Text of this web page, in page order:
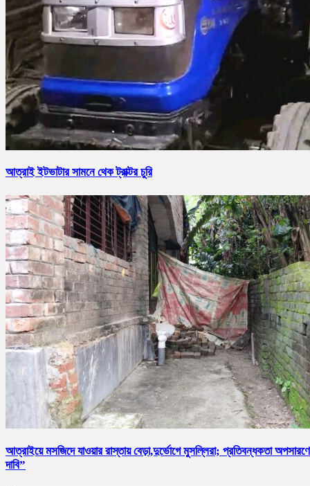
আত্রাই ইটভাটার সামনে থেক ট্রাক্টর চুরি
আত্রাইয়ে মসজিদে যাওয়ার রাস্তায় বেড়া,দুর্ভোগে মুসল্লিরা; প্রতিবন্ধকতা
দাবি”